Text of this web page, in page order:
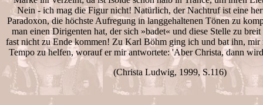
Nein - ich mag die Figur nicht! Natürlich, der Nachtruf ist eine
Paradoxon, die höchste Aufregung in langgehaltenen Tönen zu
man einen Dirigenten hat, der sich »badet« und diese Stelle zu
fast nicht zu Ende kommen! Zu Karl Böhm ging ich und bat ihn, mir
Tempo zu helfen, worauf er mir antwortete: 'Aber Christa, dann
(Christa Ludwig, 1999, S.116)